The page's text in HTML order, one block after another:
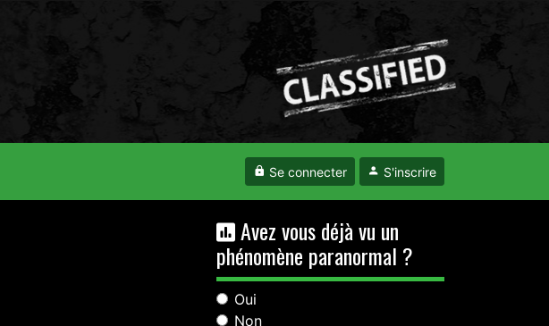
Se connecter S'inscrire
Avez vous déjà vu un
phénomène paranormal ?
Oui
Non